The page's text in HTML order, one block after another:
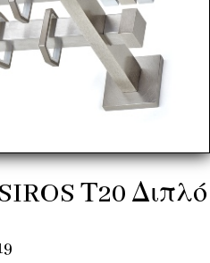
Τ20 Διπλό